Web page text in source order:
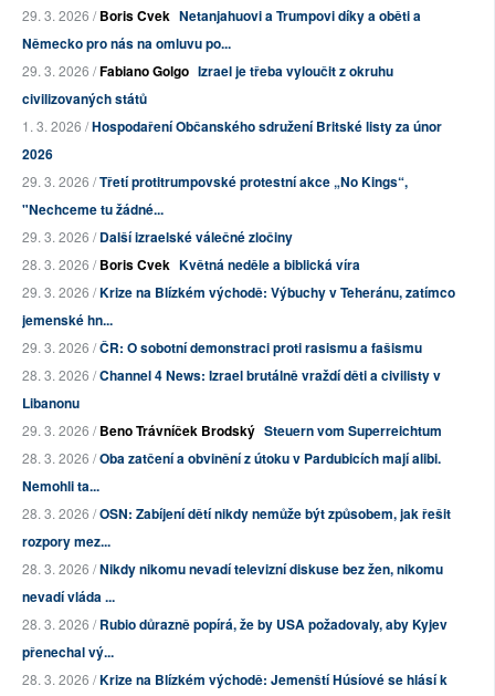
29. 3. 2026 /Boris Cvek Netanjahuovi a Trumpovi díky a oběti a
Německo pro nás na omluvu po...
29. 3. 2026 /Fabiano Golgo Izrael je třeba vyloučit z okruhu
civilizovaných států
1. 3. 2026 /Hospodaření Občanského sdružení Britské listy za únor
2026
29. 3. 2026 /Třetí protitrumpovské protestní akce „No Kings“,
"Nechceme tu žádné...
29. 3. 2026 /Další izraelské válečné zločiny
28. 3. 2026 /Boris Cvek Květná neděle a biblická víra
29. 3. 2026 /Krize na Blízkém východě: Výbuchy v Teheránu, zatímco
jemenské hn...
29. 3. 2026 /ČR: O sobotní demonstraci proti rasismu a fašismu
28. 3. 2026 /Channel 4 News: Izrael brutálně vraždí děti a civilisty v
Libanonu
29. 3. 2026 /Beno Trávníček Brodský Steuern vom Superreichtum
28. 3. 2026 /Oba zatčení a obvinění z útoku v Pardubicích mají alibi.
Nemohli ta...
28. 3. 2026 /OSN: Zabíjení dětí nikdy nemůže být způsobem, jak řešit
rozpory mez...
28. 3. 2026 /Nikdy nikomu nevadí televizní diskuse bez žen, nikomu
nevadí vláda ...
28. 3. 2026 /Rubio důrazně popírá, že by USA požadovaly, aby Kyjev
přenechal vý...
28. 3. 2026 /Krize na Blízkém východě: Jemenští Húsíové se hlásí k